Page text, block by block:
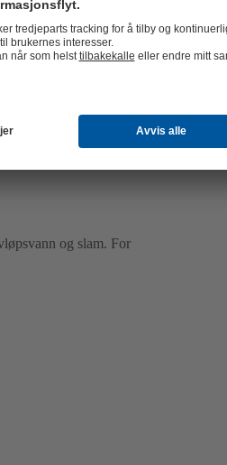
og slam. For